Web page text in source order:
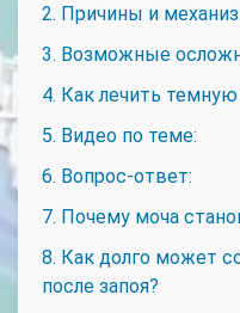
2. Причины и
3. Возможные
4. Как лечить
5. Видео по теме:
6. Вопрос-ответ:
7. Почему моча
8. Как долго может
после запоя?